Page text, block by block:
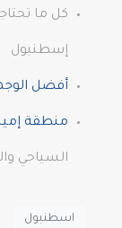
كل ما
إسطنبول
أفضل
منطقة
السياحي
اسطنبول